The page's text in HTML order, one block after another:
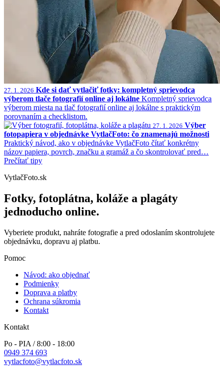
27. 1. 2026 Kde si dať vytlačiť fotky: kompletný sprievodca
výberom tlače fotografií online aj lokálne Kompletný sprievodca
výberom miesta na tlač fotografií online aj lokálne s praktickým
porovnaním a checklistom.
27. 1. 2026 Výber
fotopapiera v objednávke VytlačFoto: čo znamenajú možnosti
Praktický návod, ako v objednávke VytlačFoto čítať konkrétny
názov papiera, povrch, značku a gramáž a čo skontrolovať pred…
Prečítať tipy
VytlačFoto.sk
Fotky, fotoplátna, koláže a plagáty
jednoducho online.
Vyberiete produkt, nahráte fotografie a pred odoslaním skontrolujete
objednávku, dopravu aj platbu.
Pomoc
Návod: ako objednať
Podmienky
Doprava a platby
Ochrana súkromia
Kontakt
Kontakt
Po - PIA / 8:00 - 18:00
0949 374 693
vytlacfoto@vytlacfoto.sk